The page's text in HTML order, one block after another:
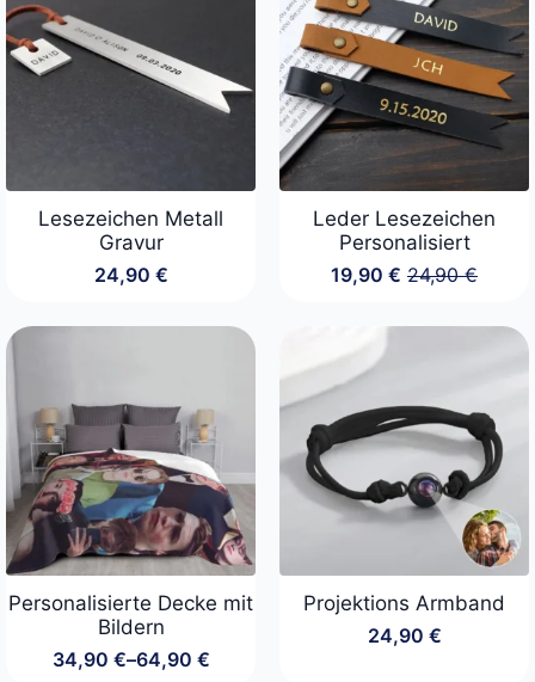
Lesezeichen Metall
Gravur
24,90 €
Leder Lesezeichen
Personalisiert
24,90€
war:
19,90€ Aktueller
ist:
Personalisierte Decke mit
Bildern
34,90 €–64,90 €
Preisspanne:
Projektions Armband
24,90 €